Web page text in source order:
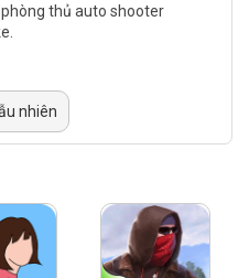
phòng thủ auto shooter
nhiên